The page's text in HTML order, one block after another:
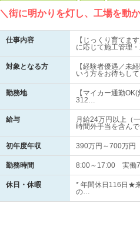
＼街に明かりを灯し、工場を動
仕事内容
【じっくり育てま
に応じて施工管理
対象となる方
【経験者優遇／未
いう方をお待ちし
勤務地
【マイカー通勤
312…
給与
月給24万円以上（
時間外手当を含ん
初年度年収 390万円～700万円
勤務時間 8:00～17:00 実働7
休日・休暇
* 年間休日116日★
の…